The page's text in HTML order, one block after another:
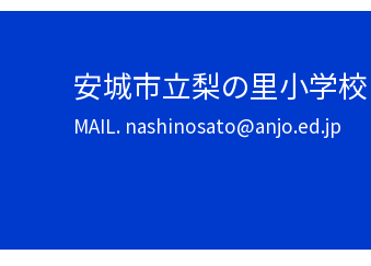
安城市立梨の里小学校
MAIL. nashinosato@anjo.ed.jp